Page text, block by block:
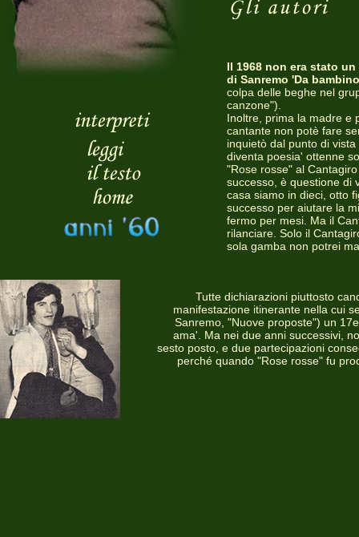
Il 1968 non era stato
di Sanremo 'Da
colpa delle beghe nel
canzone").
Inoltre, prima la madre e
cantante non potè fare
inquietò dal punto di
diventa poesia' ottenne
"Rose rosse" al
successo, è questione di
casa siamo in dieci, otto
successo per aiutare la
fermo per mesi. Ma il
rilanciare. Solo il
sola gamba non potrei
Tutte dichiarazioni piuttosto
manifestazione itinerante nella cui
Sanremo, "Nuove proposte") un
ama'. Ma nei due anni successivi,
sesto posto, e due partecipazioni
perché quando "Rose rosse" fu